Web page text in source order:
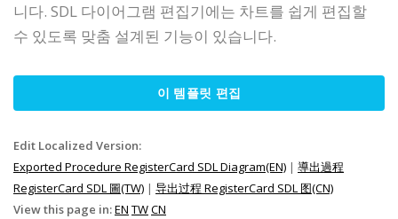
니다. SDL 다이어그램 편집기에는 차트를 쉽게 편집할
수 있도록 맞춤 설계된 기능이 있습니다.
이 템플릿 편집
Edit Localized Version:
Exported Procedure RegisterCard SDL Diagram(EN) | 導出過程
RegisterCard SDL 圖(TW) | 导出过程 RegisterCard SDL 图(CN)
View this page in:EN TWCN